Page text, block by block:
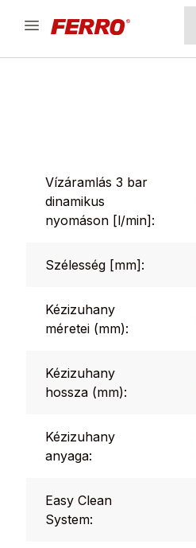
Vízáramlás 3 bar
dinamikus
nyomáson [l/min]:
Szélesség [mm]:
Kézizuhany
méretei (mm):
Kézizuhany
hossza (mm):
Kézizuhany
anyaga:
Easy Clean
System: